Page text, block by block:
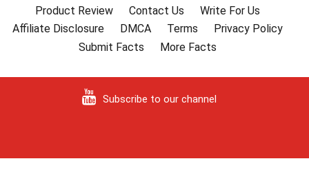
Product Review
Contact Us
Write For Us
Affiliate Disclosure
DMCA Terms
Privacy Policy
Submit Facts
More Facts
Subscribe to our channel